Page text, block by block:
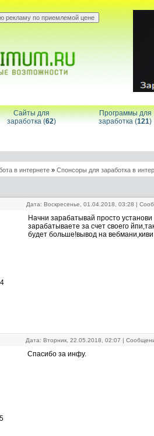
Сайты для
заработка (62)
Программы для
заработка (121)
в интернете » Спонсоры для заработка в
Дата: Воскресенье, 01.04.2018, 03:28 |
Начни зарабатывай просто
зарабатываете за счет своего
будет больше!вывод на
Дата: Вторник, 22.05.2018, 02:07 |
Спасибо за инфу.